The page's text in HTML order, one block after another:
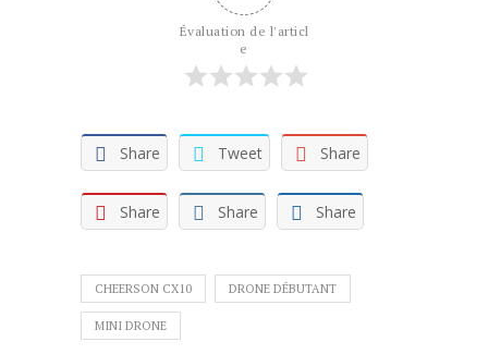
Évaluation de l'articl
e
Share Tweet Share
Share Share Share
CHEERSON CX10 DRONE DÉBUTANT
MINI DRONE